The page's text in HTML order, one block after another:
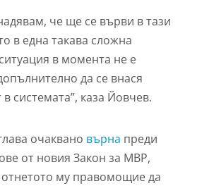
че ще се върви в тази
в една такава сложна
в момента не е
да се внася
системата”, каза Йовчев.
очаквано върна преди
от новия Закон за МВР,
му правомощиеда